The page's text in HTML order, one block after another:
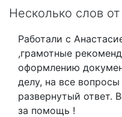
Несколько слов
Работали с
,грамотные
оформлению
делу, на все вопросы
развернутый ответ.
за помощь !